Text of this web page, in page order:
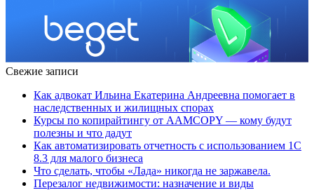
Свежие записи
Как адвокат Ильина Екатерина Андреевна помогает в
наследственных и жилищных спорах
Курсы по копирайтингу от AAMCOPY — кому будут
полезны и что дадут
Как автоматизировать отчетность с использованием 1С
8.3 для малого бизнеса
Что сделать, чтобы «Лада» никогда не заржавела.
Перезалог недвижимости: назначение и виды